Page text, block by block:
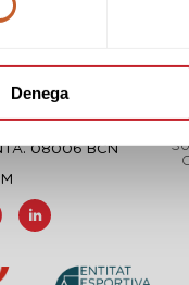
Denega
DE GOLF
08006 BCN